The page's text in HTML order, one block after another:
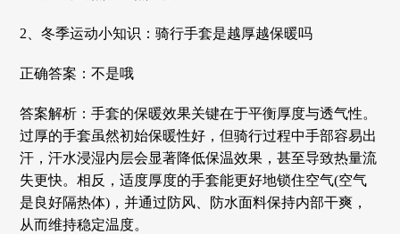
2、冬季运动小知识：骑行手套是越厚越保暖吗
正确答案：不是哦
答案解析：‌手套的保暖效果关键在于平衡厚度与透气性。‌
过厚的手套虽然初始保暖性好，但骑行过程中手部容易出
汗，汗水浸湿内层会‌显著降低保温效果‌，甚至导致热量流
失更快。相反，‌适度厚度‌的手套能更好地锁住空气(空气
是良好隔热体)，并通过防风、防水面料保持内部干爽，
从而维持稳定温度。‌